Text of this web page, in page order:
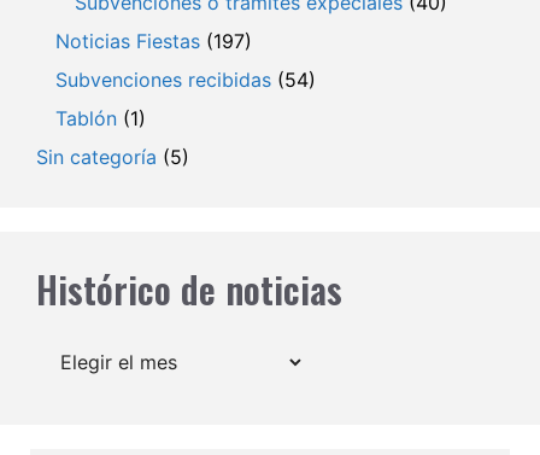
Noticias Fiestas (197)
Subvenciones recibidas (54)
Tablón (1)
Sin categoría (5)
Histórico de noticias
Archivos